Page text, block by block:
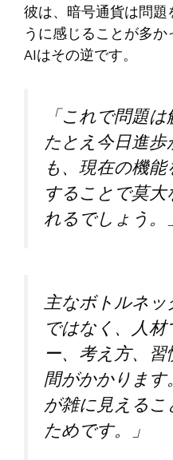
彼は、暗号通貨は問
うに感じることが多か
AIはその逆です。
「これで問題
たとえ今日進
も、現在の機
することで莫
れるでしょう。
主なボトルネ
ではなく、人
ー、考え方、
間がかかります
が雑に見える
ためです。」